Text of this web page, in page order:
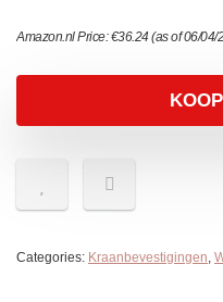
Amazon.nl Price:€36.24(as of 06/04/
Categories: Kraanbevestigingen,